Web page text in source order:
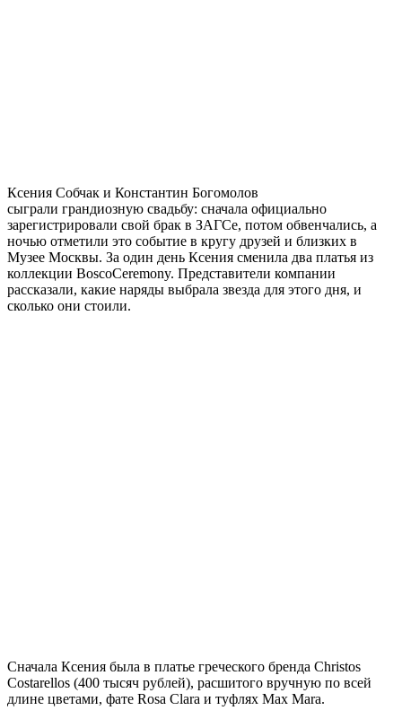
Ксения Собчак и Константин Богомолов
сыграли грандиозную свадьбу: сначала официально
зарегистрировали свой брак в ЗАГСе, потом обвенчались, а
ночью отметили это событие в кругу друзей и близких в
Музее Москвы. За один день Ксения сменила два платья из
коллекции BoscoCeremony. Представители компании
рассказали, какие наряды выбрала звезда для этого дня, и
сколько они стоили.
Сначала Ксения была в платье греческого бренда Christos
Costarellos (400 тысяч рублей), расшитого вручную по всей
длине цветами, фате Rosa Clara и туфлях Max Mara.